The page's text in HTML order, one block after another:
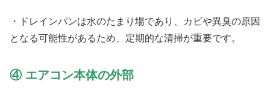
・ドレインパンは水のたまり場であり、カビや異臭の原因
となる可能性があるため、定期的な清掃が重要です。
④ エアコン本体の外部